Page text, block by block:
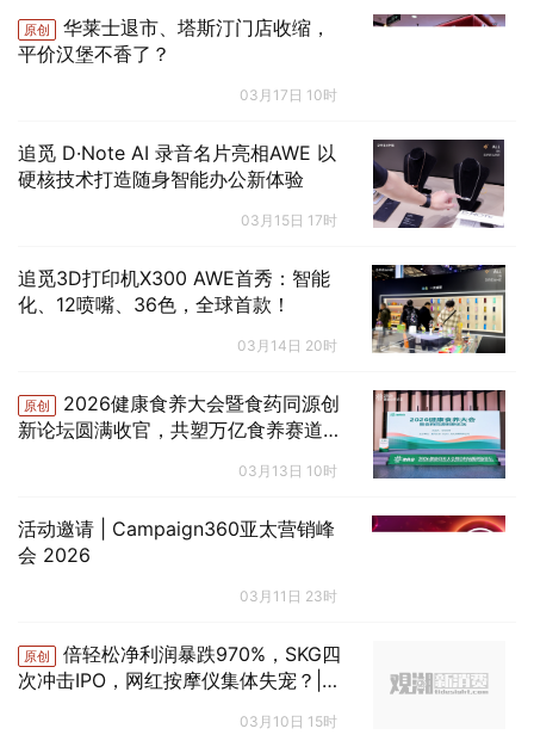
原创
华莱士退市、塔斯汀门店收缩，
平价汉堡不香了？
03月17日 10时
追觅 D·Note AI 录音名片亮相AWE 以
硬核技术打造随身智能办公新体验
03月15日 17时
追觅3D打印机X300 AWE首秀：智能
化、12喷嘴、36色，全球首款！
03月14日 20时
原创
2026健康食养大会暨食药同源创
新论坛圆满收官，共塑万亿食养赛道新
03月13日 10时
活动邀请 | Campaign360亚太营销峰
会 2026
03月11日 23时
原创
倍轻松净利润暴跌970%，SKG四
次冲击IPO，网红按摩仪集体失宠？|
03月10日 15时